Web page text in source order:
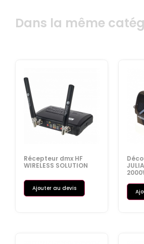
Dans la même
Récepteur dmx HF
WIRELESS SOLUTION
Ajouter au devis